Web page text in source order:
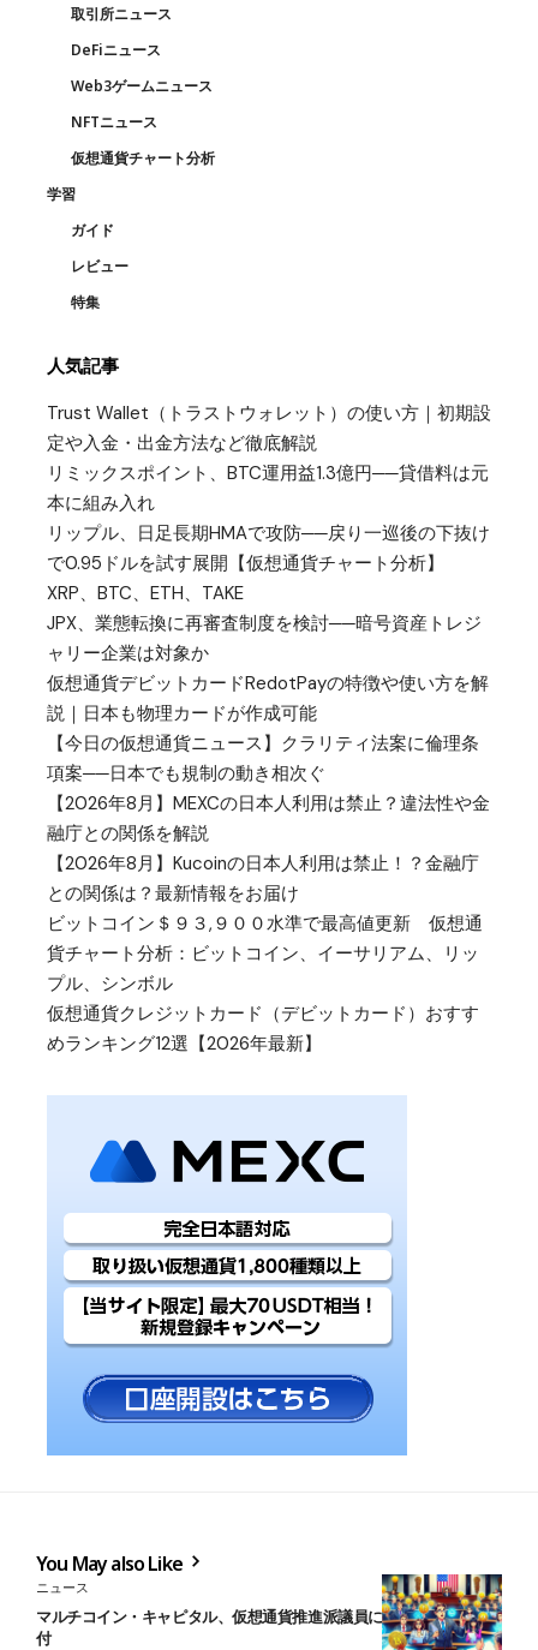
取引所ニュース
DeFiニュース
Web3ゲームニュース
NFTニュース
仮想通貨チャート分析
学習
ガイド
レビュー
特集
人気記事
Trust Wallet（トラストウォレット）の使い方｜初期設
定や入金・出金方法など徹底解説
リミックスポイント、BTC運用益1.3億円──貸借料は元
本に組み入れ
リップル、日足長期HMAで攻防──戻り一巡後の下抜け
で0.95ドルを試す展開【仮想通貨チャート分析】
XRP、BTC、ETH、TAKE
JPX、業態転換に再審査制度を検討──暗号資産トレジ
ャリー企業は対象か
仮想通貨デビットカードRedotPayの特徴や使い方を解
説｜日本も物理カードが作成可能
【今日の仮想通貨ニュース】クラリティ法案に倫理条
項案──日本でも規制の動き相次ぐ
【2026年8月】MEXCの日本人利用は禁止？違法性や金
融庁との関係を解説
【2026年8月】Kucoinの日本人利用は禁止！？金融庁
との関係は？最新情報をお届け
ビットコイン＄９３,９００水準で最高値更新 仮想通
貨チャート分析：ビットコイン、イーサリアム、リッ
プル、シンボル
仮想通貨クレジットカード（デビットカード）おすす
めランキング12選【2026年最新】
You May also Like
ニュース
マルチコイン・キャピタル、仮想通貨推進派議員に最大100万ドル寄
付